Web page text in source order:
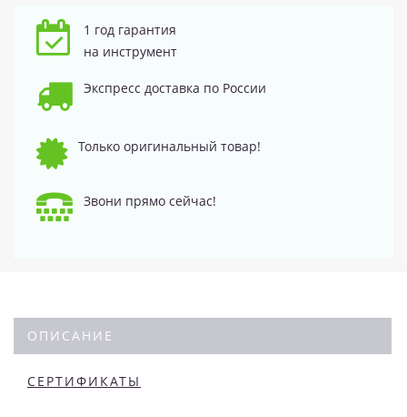
1 год гарантия
на инструмент
Экспресс доставка по России
Только оригинальный товар!
Звони прямо сейчас!
ОПИСАНИЕ
СЕРТИФИКАТЫ